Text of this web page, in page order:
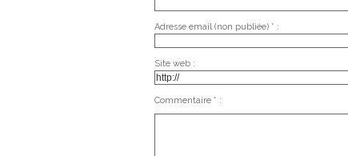
Adresse email (non publiée) * :
Site web :
Commentaire * :